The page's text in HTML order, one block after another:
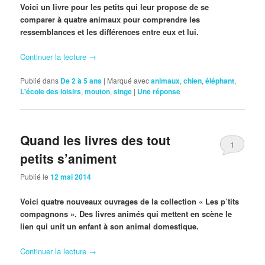
Voici un livre pour les petits qui leur propose de se
comparer à quatre animaux pour comprendre les
ressemblances et les différences entre eux et lui.
Continuer la lecture →
Publié dans De 2 à 5 ans | Marqué avecanimaux,chien,éléphant,
L'école des loisirs,mouton,singe | Uneréponse
Quand les livres des tout
petits s’animent
Publié le12 mai 2014
1
Voici quatre nouveaux ouvrages de la collection « Les p’tits
compagnons ». Des livres animés qui mettent en scène le
lien qui unit un enfant à son animal domestique.
Continuer la lecture →